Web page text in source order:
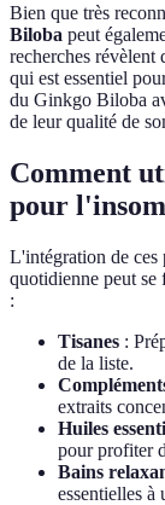
Bien que très
Biloba peut
recherches
qui est essentiel
du Ginkgo Biloba
de leur qualité de
Comment
pour
L'intégration de ces
quotidienne peut se
:
Tisanes :
de la liste.
extraits
Huiles
pour profiter
Bains
essentielles à